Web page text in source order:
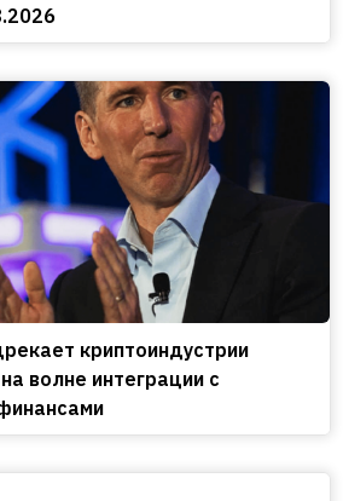
криптоиндустрии
волне интеграции с